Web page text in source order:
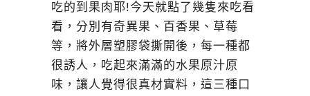
吃的到果肉耶!今天就點了幾隻來吃看
看，分別有奇異果、百香果、草莓
等，將外層塑膠袋撕開後，每一種都
很誘人，吃起來滿滿的水果原汁原
味，讓人覺得很真材實料，這三種口